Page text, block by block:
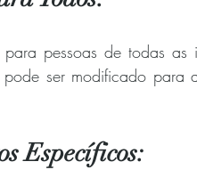
pessoas de todas
ser modificado para
Específicos: